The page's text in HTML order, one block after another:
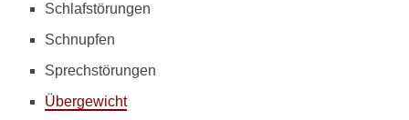
Schlafstörungen
Schnupfen
Sprechstörungen
Übergewicht
h
l
e